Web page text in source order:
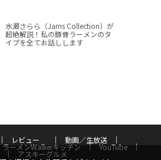
水瀬さらら（Jams Collection）が
超絶解説！私の豚骨ラーメンのタ
イプを全てお話しします
レビュー 動画／生放送
ラーメンWalkerキッチン YouTube
アスキーグルメ